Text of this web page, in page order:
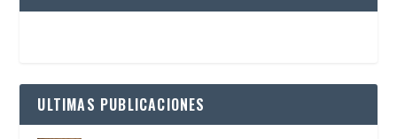
ULTIMAS PUBLICACIONES